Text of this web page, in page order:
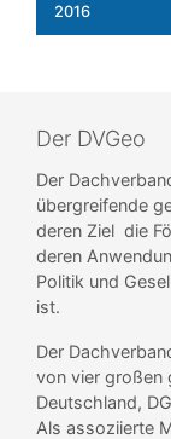
2016
Der DVGeo
Der
übergreifende
deren Ziel die
deren
Politik und
ist.
Der
von vier großen
Deutschland,
Als assoziierte